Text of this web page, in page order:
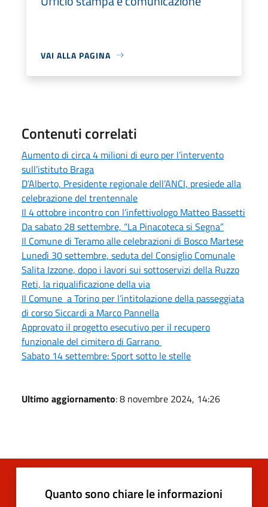
VAI ALLA PAGINA
Contenuti correlati
Aumento di circa 4 milioni di euro per l’intervento
sull’istituto Braga
D’Alberto, Presidente regionale dell’ANCI, presiede alla
celebrazione del trentennale
Il 4 ottobre incontro con l’infettivologo Matteo Bassetti
Da sabato 28 settembre, “La Pinacoteca si Segna”
Il Comune di Teramo alle celebrazioni di Bosco Martese
Lunedì 30 settembre, seduta del Consiglio Comunale
Salita Izzone, dopo i lavori sui sottoservizi della Ruzzo
Reti, la riqualificazione della via
Il Comune a Torino per l’intitolazione della passeggiata
di corso Siccardi a Marco Pannella
Approvato il progetto esecutivo per il recupero
funzionale del cimitero di Garrano
Sabato 14 settembre: Sport sotto le stelle
Ultimo aggiornamento: 8 novembre 2024, 14:26
Quanto sono chiare le informazioni